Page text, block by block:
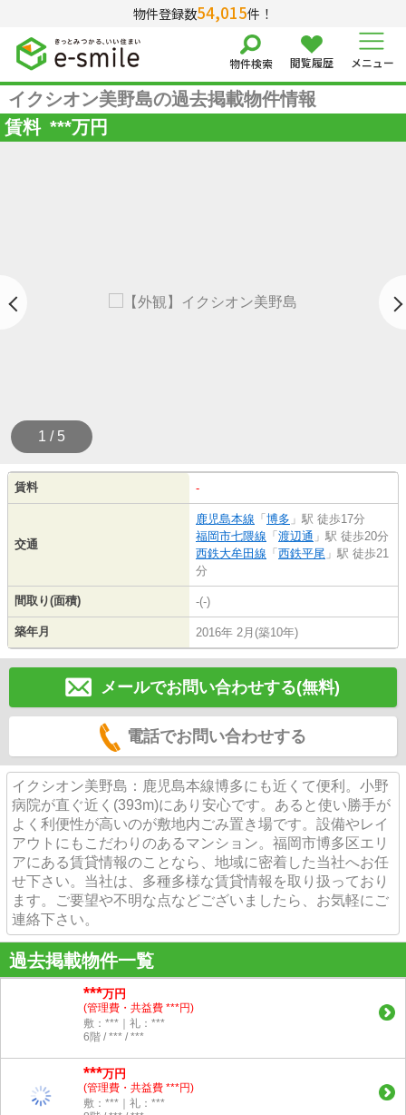
物件登録数54,015件！
物件検索 閲覧履歴 メニュー
イクシオン美野島の過去掲載物件情報
賃料 ***万円
1 / 5
賃料 -
交通
鹿児島本線 「 博多 」駅 徒歩17分
福岡市七隈線 「 渡辺通 」駅 徒歩20分
西鉄大牟田線 「 西鉄平尾 」駅 徒歩21
分
間取り(面積) -(-)
築年月 2016年 2月(築10年)
メールでお問い合わせする(無料)
電話でお問い合わせする
イクシオン美野島：鹿児島本線博多にも近くて便利。小野
病院が直ぐ近く(393m)にあり安心です。あると使い勝手が
よく利便性が高いのが敷地内ごみ置き場です。設備やレイ
アウトにもこだわりのあるマンション。福岡市博多区エリ
アにある賃貸情報のことなら、地域に密着した当社へお任
せ下さい。当社は、多種多様な賃貸情報を取り扱っており
ます。ご要望や不明な点などございましたら、お気軽にご
連絡下さい。
過去掲載物件一覧
***万円
(管理費・共益費 ***円)
敷：***｜礼：***
6階 / *** / ***
***万円
(管理費・共益費 ***円)
敷：***｜礼：***